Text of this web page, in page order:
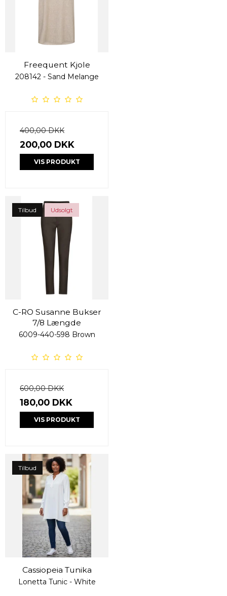
Freequent Kjole
208142 - Sand Melange
400,00 DKK
200,00 DKK
VIS PRODUKT
Tilbud Udsolgt
C-RO Susanne Bukser
7/8 Længde
6009-440-598 Brown
600,00 DKK
180,00 DKK
VIS PRODUKT
Tilbud
Cassiopeia Tunika
Lonetta Tunic - White